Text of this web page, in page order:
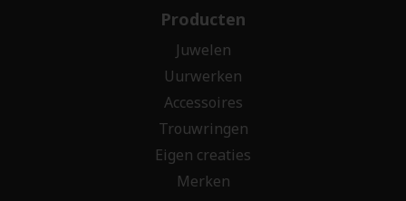
Producten
Juwelen
Uurwerken
Accessoires
Trouwringen
Eigen creaties
Merken